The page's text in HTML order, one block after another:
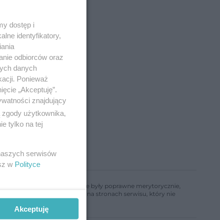
informacje w nim zawarte były poprawne merytorycznie,
informacji zamieszczonych na stronach serwisu, który nie
dostęp i
identyfikatory,
odbiorców oraz
danych
Ponieważ
„Akceptuję”.
znajdujący
użytkownika,
tylko na tej
serwisów
w Polityce
Akceptuję